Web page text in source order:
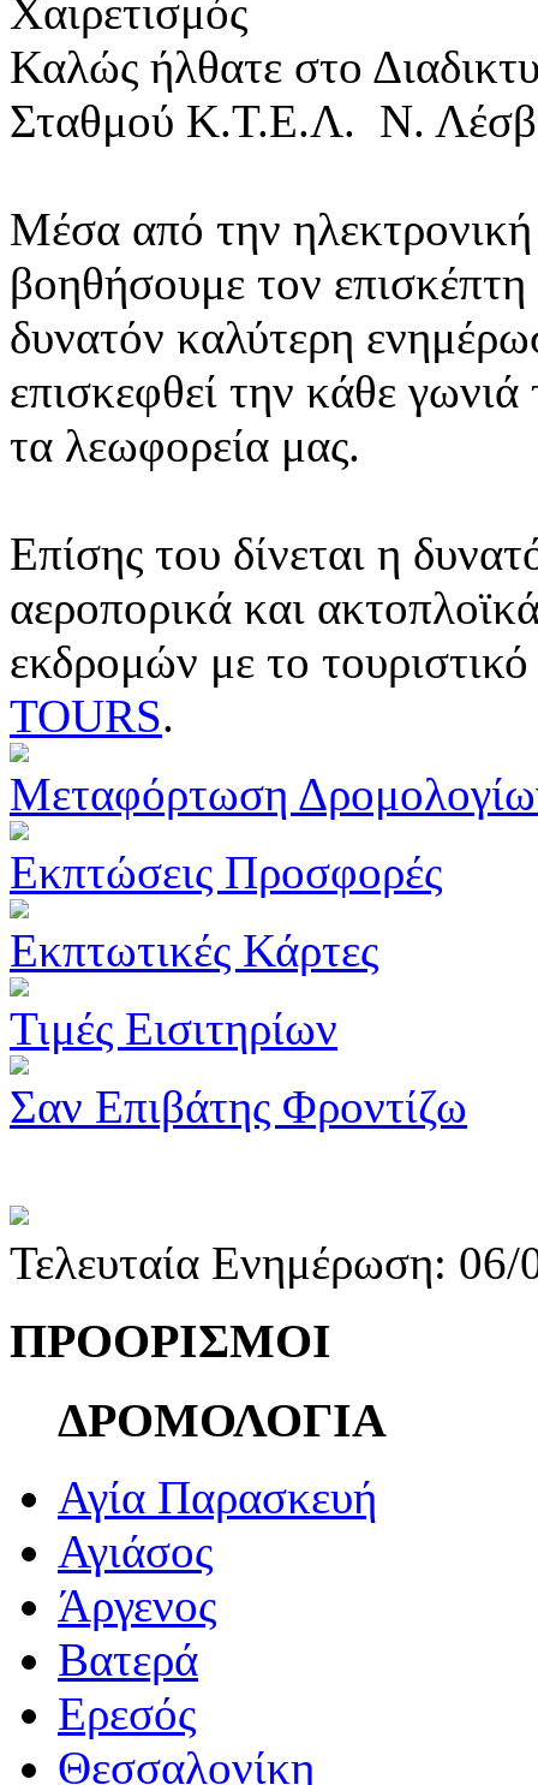
Χαιρετισμός
Καλώς ήλθατε στο
Σταθμού Κ.Τ.Ε.Λ. Ν.
Μέσα από την ηλεκτρονική
βοηθήσουμε τον
δυνατόν καλύτερη
επισκεφθεί την κάθε
τα λεωφορεία μας.
Επίσης του δίνεται η
αεροπορικά και
εκδρομών με το
TOURS.
Μεταφόρτωση
Εκπτώσεις Προσφορές
Εκπτωτικές Κάρτες
Τιμές Εισιτηρίων
Σαν Επιβάτης Φροντίζω
Τελευταία Ενημέρωση:
ΠΡΟΟΡΙΣΜΟΙ
ΔΡΟΜΟΛΟΓΙΑ
Αγία Παρασκευή
Αγιάσος
Άργενος
Βατερά
Ερεσός
Θεσσαλονίκη